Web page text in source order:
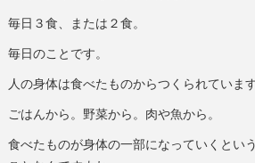
毎日３食、または２食。
毎日のことです。
人の身体は食べたものからつくられています
ごはんから。野菜から。肉や魚から。
食べたものが身体の一部になっていくとい